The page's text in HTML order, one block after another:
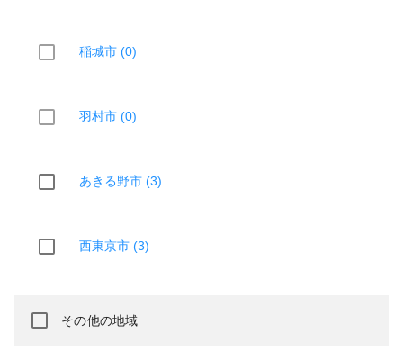
稲城市 (0)
羽村市 (0)
あきる野市 (3)
西東京市 (3)
その他の地域